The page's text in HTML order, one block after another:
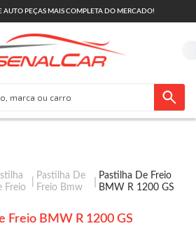
PEÇAS MAIS COMPLETA DO MERCADO!
Freio
Pastilha De
Freio Bmw
Pastilha De Freio
BMW R 1200 GS
Freio BMW R 1200 GS